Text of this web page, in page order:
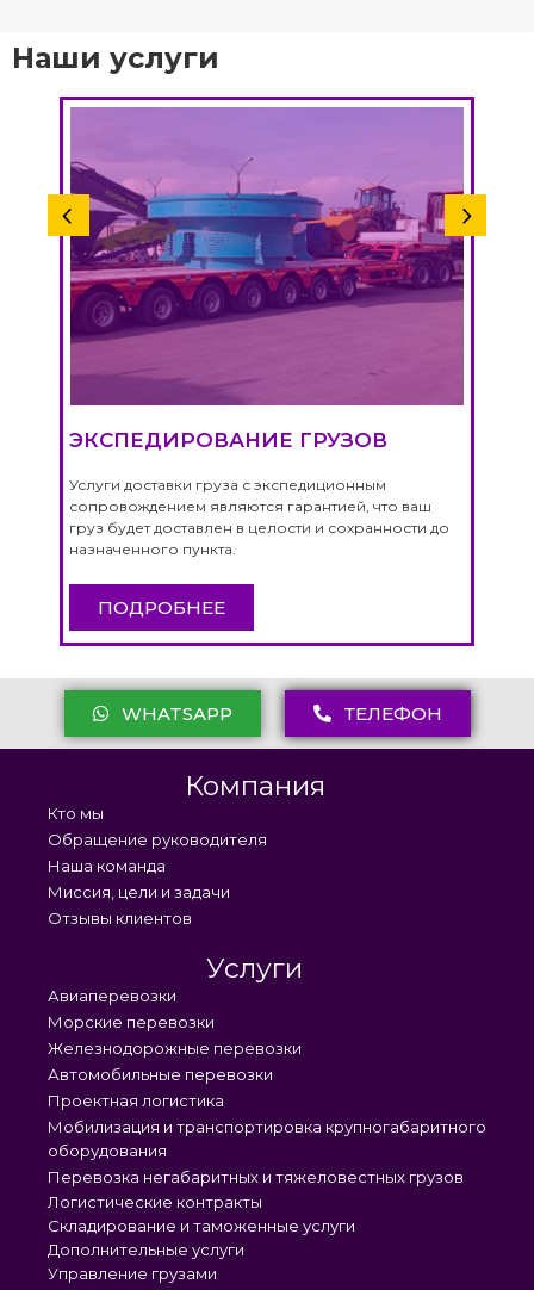
Наши услуги
ЭКСПЕДИРОВАНИЕ ГРУЗОВ
Услуги доставки груза с экспедиционным
сопровождением являются гарантией, что ваш
груз будет доставлен в целости и сохранности до
назначенного пункта.
ПОДРОБНЕЕ
WHATSAPP ТЕЛЕФОН
Компания
Кто мы
Обращение руководителя
Наша команда
Миссия, цели и задачи
Отзывы клиентов
Услуги
Авиаперевозки
Морские перевозки
Железнодорожные перевозки
Автомобильные перевозки
Проектная логистика
Мобилизация и транспортировка крупногабаритного
оборудования
Перевозка негабаритных и тяжеловестных грузов
Логистические контракты
Складирование и таможенные услуги
Дополнительные услуги
Управление грузами